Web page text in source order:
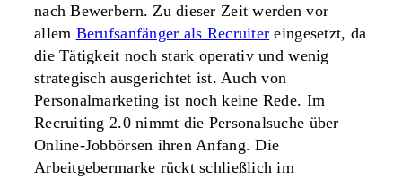
nach Bewerbern. Zu dieser Zeit werden vor
allem Berufsanfänger als Recruiter eingesetzt, da
die Tätigkeit noch stark operativ und wenig
strategisch ausgerichtet ist. Auch von
Personalmarketing ist noch keine Rede. Im
Recruiting 2.0 nimmt die Personalsuche über
Online-Jobbörsen ihren Anfang. Die
Arbeitgebermarke rückt schließlich im